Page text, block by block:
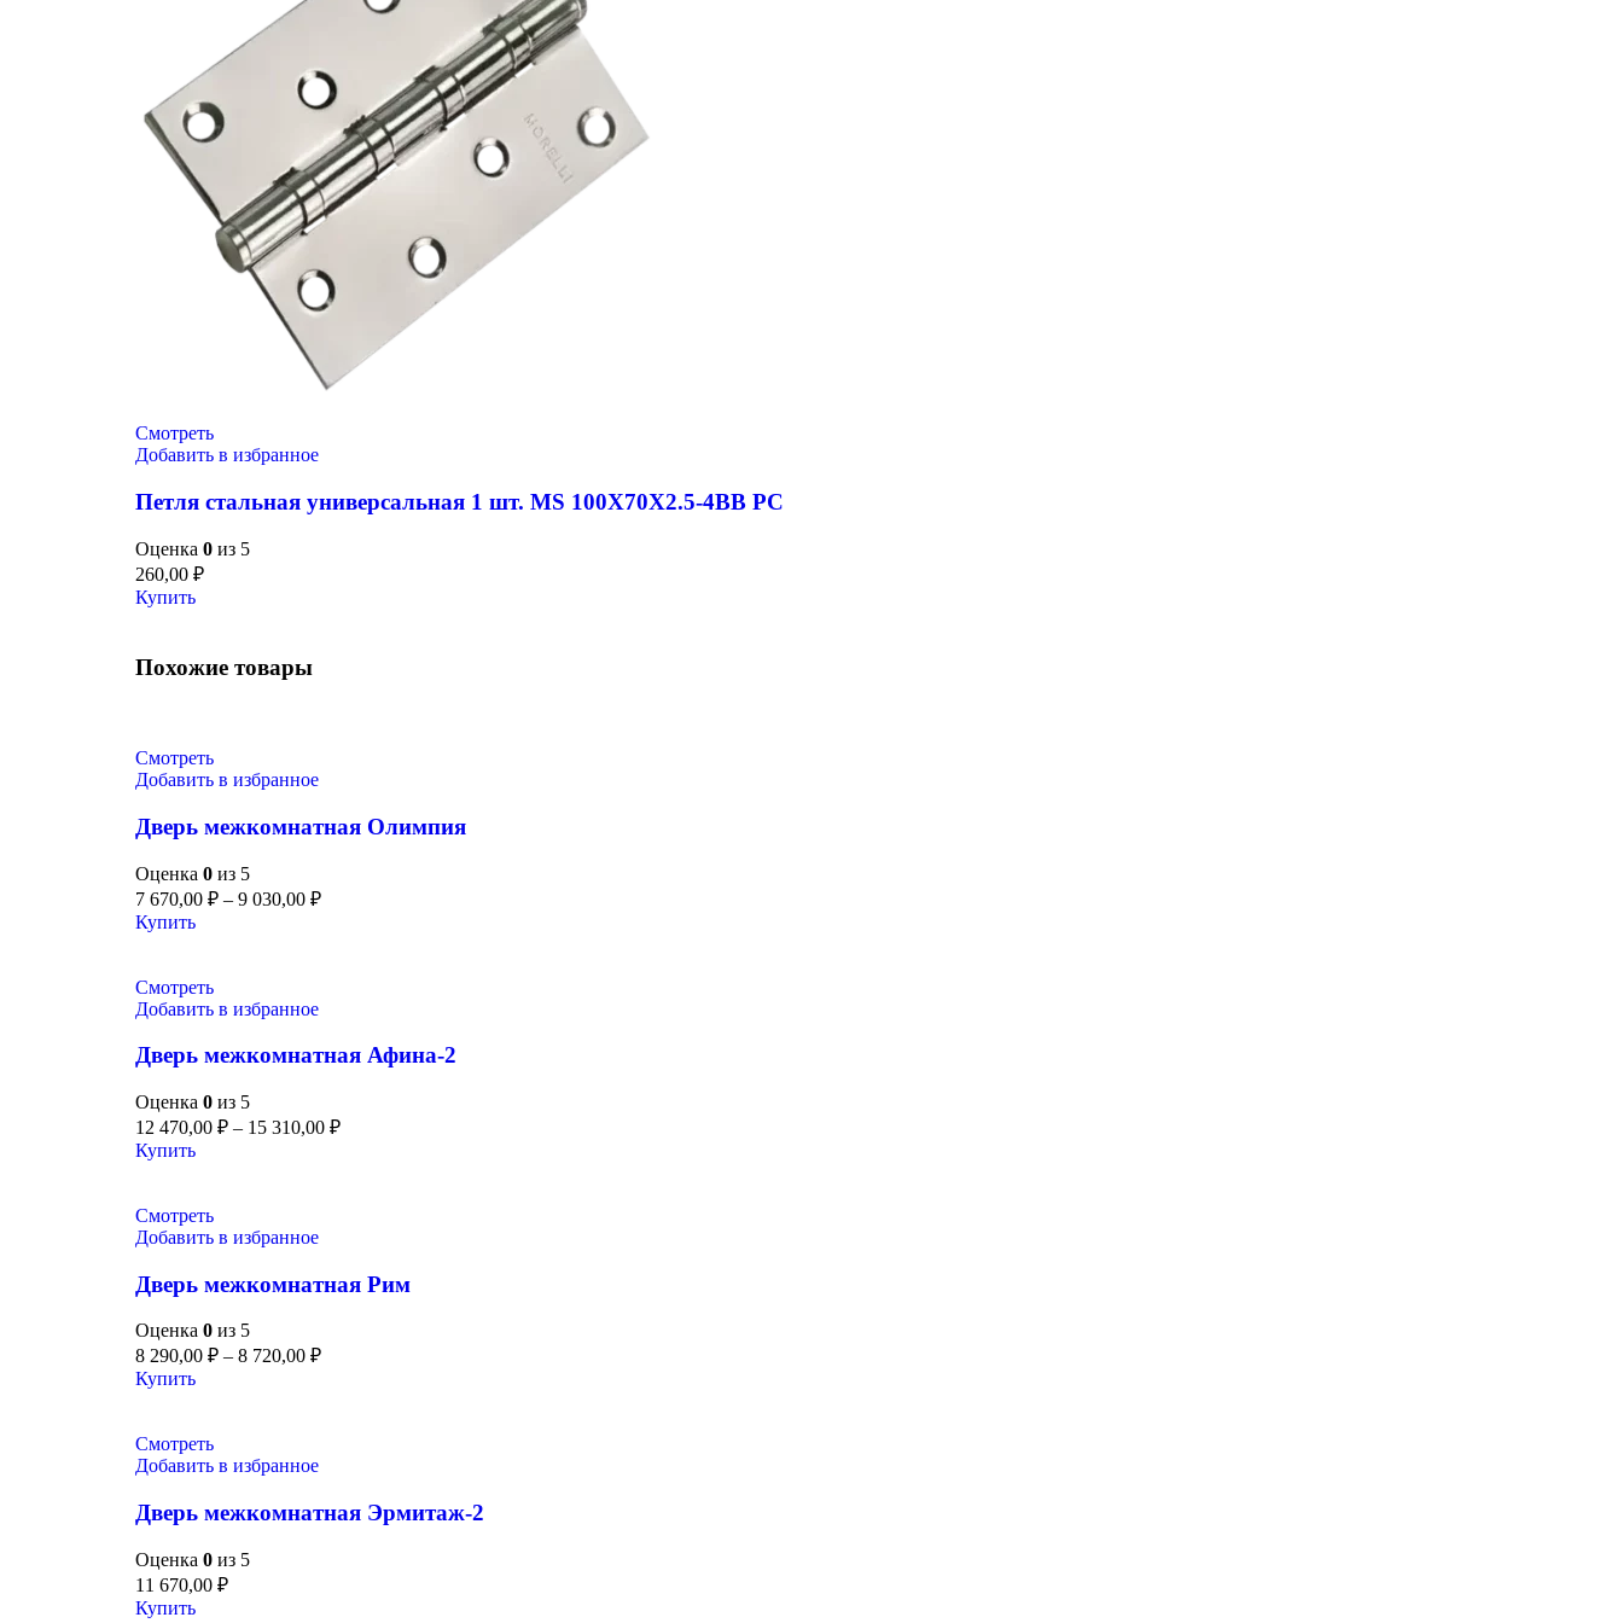
Смотреть
Добавить в избранное
Петля стальная универсальная 1 шт. MS 100X70X2.5-4BB PC
Оценка 0 из 5
260,00 ₽
Купить
Похожие товары
Смотреть
Добавить в избранное
Дверь межкомнатная Олимпия
Оценка 0 из 5
7 670,00 ₽ – 9 030,00 ₽
Купить
Смотреть
Добавить в избранное
Дверь межкомнатная Афина-2
Оценка 0 из 5
12 470,00 ₽ – 15 310,00 ₽
Купить
Смотреть
Добавить в избранное
Дверь межкомнатная Рим
Оценка 0 из 5
8 290,00 ₽ – 8 720,00 ₽
Купить
Смотреть
Добавить в избранное
Дверь межкомнатная Эрмитаж-2
Оценка 0 из 5
11 670,00 ₽
Купить